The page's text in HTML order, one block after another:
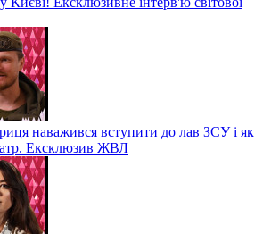
наважився вступити до лав ЗСУ і як
Ексклюзив ЖВЛ